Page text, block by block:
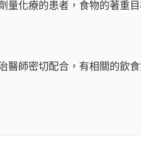
量化療的患者，食物的著重
醫師密切配合，有相關的飲